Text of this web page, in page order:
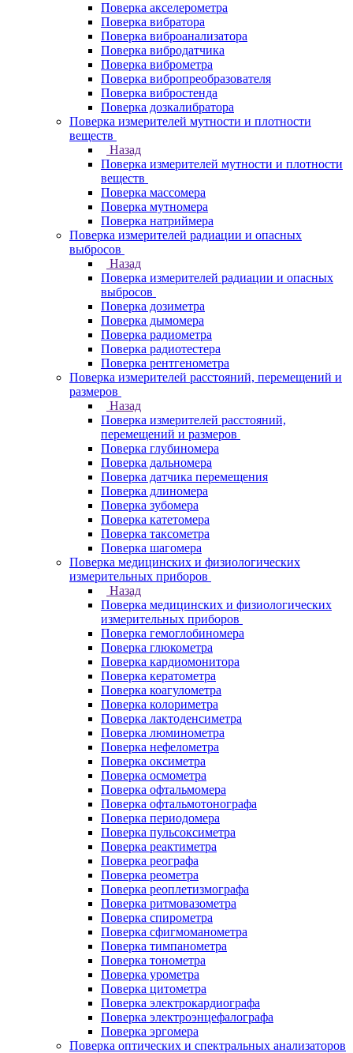
Поверка акселерометра
Поверка вибратора
Поверка виброанализатора
Поверка вибродатчика
Поверка виброметра
Поверка вибропреобразователя
Поверка вибростенда
Поверка дозкалибратора
Поверка измерителей мутности и плотности
веществ
Назад
Поверка измерителей мутности и плотности
веществ
Поверка массомера
Поверка мутномера
Поверка натриймера
Поверка измерителей радиации и опасных
выбросов
Назад
Поверка измерителей радиации и опасных
выбросов
Поверка дозиметра
Поверка дымомера
Поверка радиометра
Поверка радиотестера
Поверка рентгенометра
Поверка измерителей расстояний, перемещений и
размеров
Назад
Поверка измерителей расстояний,
перемещений и размеров
Поверка глубиномера
Поверка дальномера
Поверка датчика перемещения
Поверка длиномера
Поверка зубомера
Поверка катетомера
Поверка таксометра
Поверка шагомера
Поверка медицинских и физиологических
измерительных приборов
Назад
Поверка медицинских и физиологических
измерительных приборов
Поверка гемоглобиномера
Поверка глюкометра
Поверка кардиомонитора
Поверка кератометра
Поверка коагулометра
Поверка колориметра
Поверка лактоденсиметра
Поверка люминометра
Поверка нефелометра
Поверка оксиметра
Поверка осмометра
Поверка офтальмомера
Поверка офтальмотонографа
Поверка периодомера
Поверка пульсоксиметра
Поверка реактиметра
Поверка реографа
Поверка реометра
Поверка реоплетизмографа
Поверка ритмовазометра
Поверка спирометра
Поверка сфигмоманометра
Поверка тимпанометра
Поверка тонометра
Поверка урометра
Поверка цитометра
Поверка электрокардиографа
Поверка электроэнцефалографа
Поверка эргомера
Поверка оптических и спектральных анализаторов